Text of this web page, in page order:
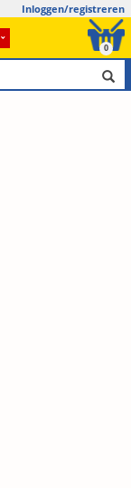
Inloggen/registreren
0